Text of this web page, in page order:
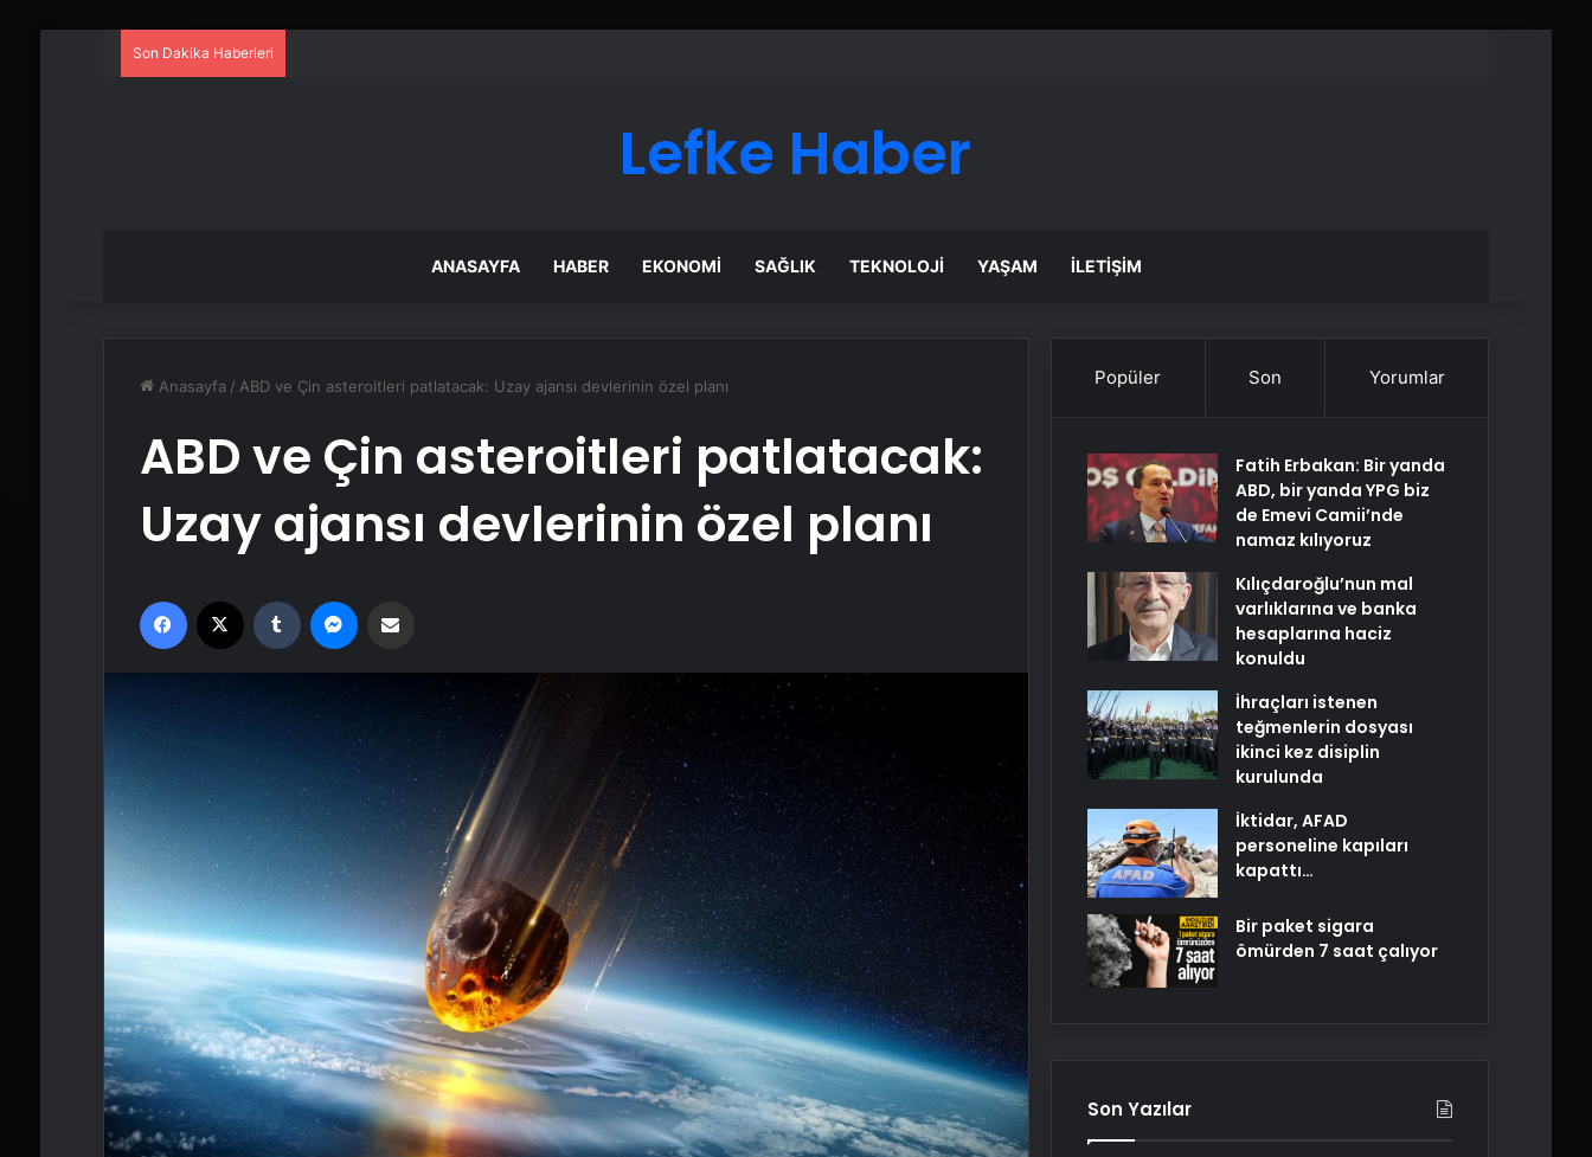
Son Dakika Haberleri
Lefke Haber
ANASAYFA HABER EKONOMI SAĞLIK TEKNOLOJI YAŞAM İLETIŞIM
Anasayfa / ABD ve Çin asteroitleri patlatacak: Uzay ajansı devlerinin özel planı
ABD ve Çin asteroitleri patlatacak:
Uzay ajansı devlerinin özel planı
Facebook Tumblr
Popüler Son Yorumlar
Fatih Erbakan: Bir yanda
ABD, bir yanda YPG biz
de Emevi Camii’nde
namaz kılıyoruz
Kılıçdaroğlu’nun mal
varlıklarına ve banka
hesaplarına haciz
konuldu
İhraçları istenen
teğmenlerin dosyası
ikinci kez disiplin
kurulunda
İktidar, AFAD
personeline kapıları
kapattı…
Bir paket sigara
ömürden 7 saat çalıyor
Son Yazılar